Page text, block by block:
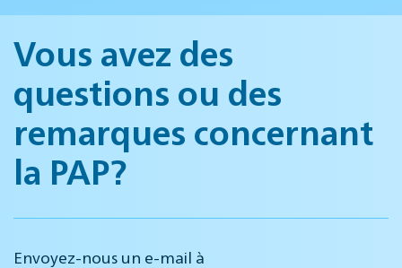
Vous avez des
questions ou des
remarques concernant
la PAP?
Envoyez-nous un e-mail à